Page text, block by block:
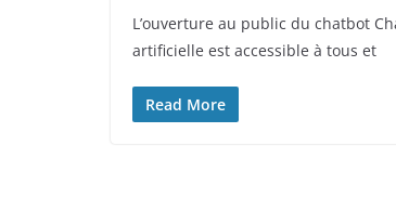
L’ouverture au public du chatbot
artificielle est accessible à tous et
Read More